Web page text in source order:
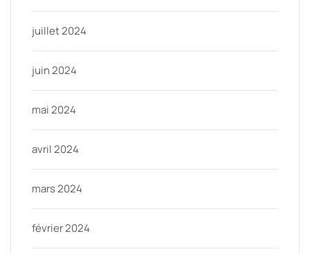
juillet 2024
juin 2024
mai 2024
avril 2024
mars 2024
février 2024